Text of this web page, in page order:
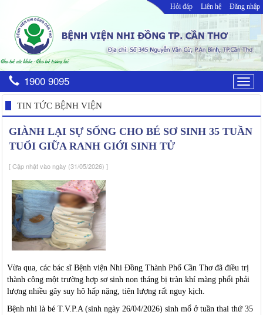
Hỏi đáp Liên hệ Đăng nhập
1900 9095
TIN TỨC BỆNH VIỆN
GIÀNH LẠI SỰ SỐNG CHO BÉ SƠ SINH 35 TUẦN
TUỔI GIỮA RANH GIỚI SINH TỬ
[ Cập nhật vào ngày (31/05/2026) ]
Vừa qua, các bác sĩ Bệnh viện Nhi Đồng Thành Phố Cần Thơ đã điều trị
thành công một trường hợp sơ sinh non tháng bị tràn khí màng phổi phải
lượng nhiều gây suy hô hấp nặng, tiên lượng rất nguy kịch.
Bệnh nhi là bé T.V.P.A (sinh ngày 26/04/2026) sinh mổ ở tuần thai thứ 35